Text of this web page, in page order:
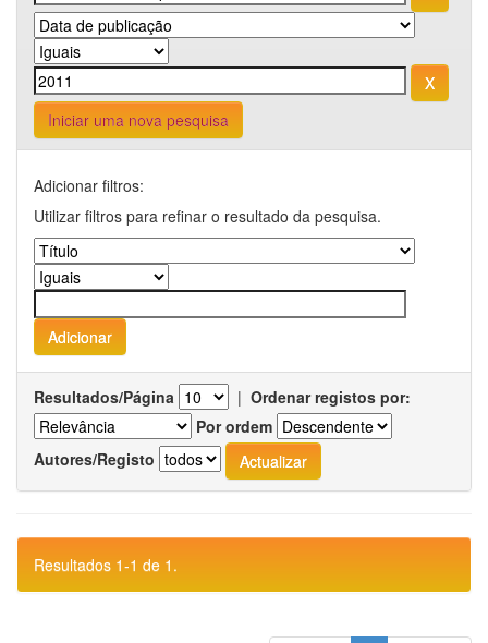
Iniciar uma nova pesquisa
Adicionar filtros:
Utilizar filtros para refinar o resultado da pesquisa.
Resultados/Página | Ordenar registos por:
Por ordem
Autores/Registo
Resultados 1-1 de 1.